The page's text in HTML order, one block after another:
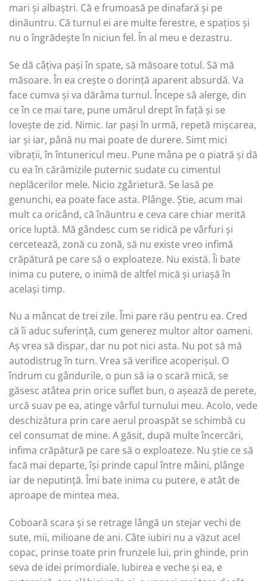
mari și albaștri. Că e frumoasă pe dinafară și pe
dinăuntru. Că turnul ei are multe ferestre, e spațios și
nu o îngrădește în niciun fel. În al meu e dezastru.
Se dă câțiva pași în spate, să măsoare totul. Să mă
măsoare. În ea crește o dorință aparent absurdă. Va
face cumva și va dărâma turnul. Începe să alerge, din
ce în ce mai tare, pune umărul drept în față și se
lovește de zid. Nimic. Iar pași în urmă, repetă mișcarea,
iar și iar, până nu mai poate de durere. Simt mici
vibrații, în întunericul meu. Pune mâna pe o piatră și dă
cu ea în cărămizile puternic sudate cu cimentul
neplăcerilor mele. Nicio zgârietură. Se lasă pe
genunchi, ea poate face asta. Plânge. Știe, acum mai
mult ca oricând, că înăuntru e ceva care chiar merită
orice luptă. Mă gândesc cum se ridică pe vârfuri și
cercetează, zonă cu zonă, să nu existe vreo infimă
crăpătură pe care să o exploateze. Nu există. Îi bate
inima cu putere, o inimă de altfel mică și uriașă în
același timp.
Nu a mâncat de trei zile. Îmi pare rău pentru ea. Cred
că îi aduc suferință, cum generez multor altor oameni.
Aș vrea să dispar, dar nu pot nici asta. Nu pot să mă
autodistrug în turn. Vrea să verifice acoperișul. O
îndrum cu gândurile, o pun să ia o scară mică, se
găsesc atâtea prin orice suflet bun, o așează de perete,
urcă suav pe ea, atinge vârful turnului meu. Acolo, vede
deschizătura prin care aerul proaspăt se schimbă cu
cel consumat de mine. A găsit, după multe încercări,
infima crăpătură pe care să o exploateze. Nu știe ce să
facă mai departe, își prinde capul între mâini, plânge
iar de neputință. Îmi bate inima cu putere, e atât de
aproape de mintea mea.
Coboară scara și se retrage lângă un stejar vechi de
sute, mii, milioane de ani. Câte iubiri nu a văzut acel
copac, prinse toate prin frunzele lui, prin ghinde, prin
seva de idei primordiale. Iubirea e veche și ea, e